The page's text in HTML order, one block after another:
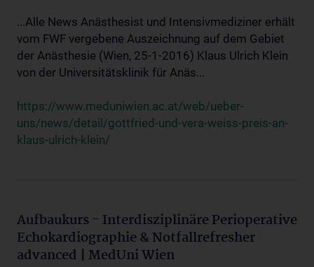
...Alle News Anästhesist und Intensivmediziner erhält
vom FWF vergebene Auszeichnung auf dem Gebiet
der Anästhesie (Wien, 25-1-2016) Klaus Ulrich Klein
von der Universitätsklinik für Anäs...
https://www.meduniwien.ac.at/web/ueber-
uns/news/detail/gottfried-und-vera-weiss-preis-an-
klaus-ulrich-klein/
Aufbaukurs - Interdisziplinäre Perioperative
Echokardiographie & Notfallrefresher
advanced | MedUni Wien